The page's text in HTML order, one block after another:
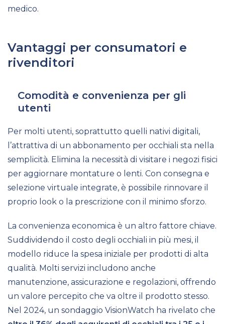
medico.
Vantaggi per consumatori e
rivenditori
Comodità e convenienza per gli
utenti
Per molti utenti, soprattutto quelli nativi digitali,
l’attrattiva di un abbonamento per occhiali sta nella
semplicità. Elimina la necessità di visitare i negozi fisici
per aggiornare montature o lenti. Con consegna e
selezione virtuale integrate, è possibile rinnovare il
proprio look o la prescrizione con il minimo sforzo.
La convenienza economica è un altro fattore chiave.
Suddividendo il costo degli occhiali in più mesi, il
modello riduce la spesa iniziale per prodotti di alta
qualità. Molti servizi includono anche
manutenzione, assicurazione e regolazioni, offrendo
un valore percepito che va oltre il prodotto stesso.
Nel 2024, un sondaggio VisionWatch ha rivelato che